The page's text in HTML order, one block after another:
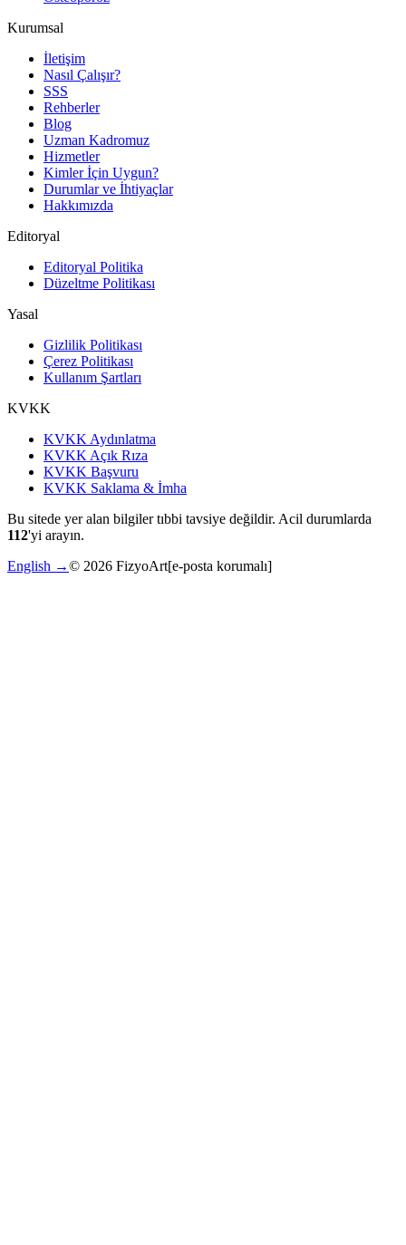
Kurumsal
İletişim
Nasıl Çalışır?
SSS
Rehberler
Blog
Uzman Kadromuz
Hizmetler
Kimler İçin Uygun?
Durumlar ve İhtiyaçlar
Hakkımızda
Editoryal
Editoryal Politika
Düzeltme Politikası
Yasal
Gizlilik Politikası
Çerez Politikası
Kullanım Şartları
KVKK
KVKK Aydınlatma
KVKK Açık Rıza
KVKK Başvuru
KVKK Saklama & İmha
Bu sitede yer alan bilgiler tıbbi tavsiye değildir. Acil durumlarda
112'yi arayın.
English →© 2026 FizyoArt[e-posta korumalı]